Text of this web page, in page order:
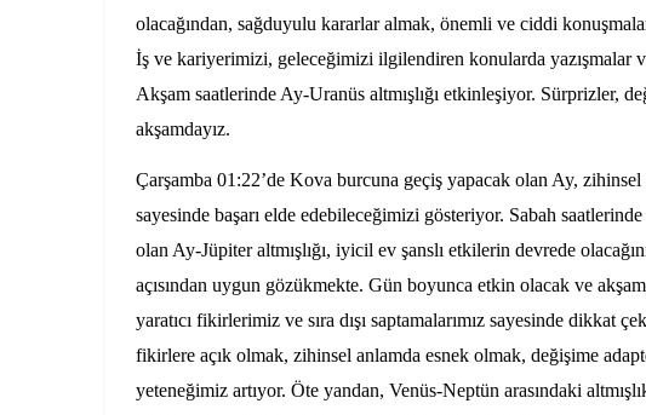
olacağından, sağduyulu kararlar almak, önemli ve ciddi
İş ve kariyerimizi, geleceğimizi ilgilendiren konularda yazışmalar
Akşam saatlerinde Ay-Uranüs altmışlığı etkinleşiyor. Sürprizler,
akşamdayız.
Çarşamba 01:22’de Kova burcuna geçiş yapacak olan Ay,
sayesinde başarı elde edebileceğimizi gösteriyor. Sabah
olan Ay-Jüpiter altmışlığı, iyicil ev şanslı etkilerin devrede
açısından uygun gözükmekte. Gün boyunca etkin olacak ve
yaratıcı fikirlerimiz ve sıra dışı saptamalarımız sayesinde dikkat
fikirlere açık olmak, zihinsel anlamda esnek olmak, değişime
yeteneğimiz artıyor. Öte yandan, Venüs-Neptün arasındaki